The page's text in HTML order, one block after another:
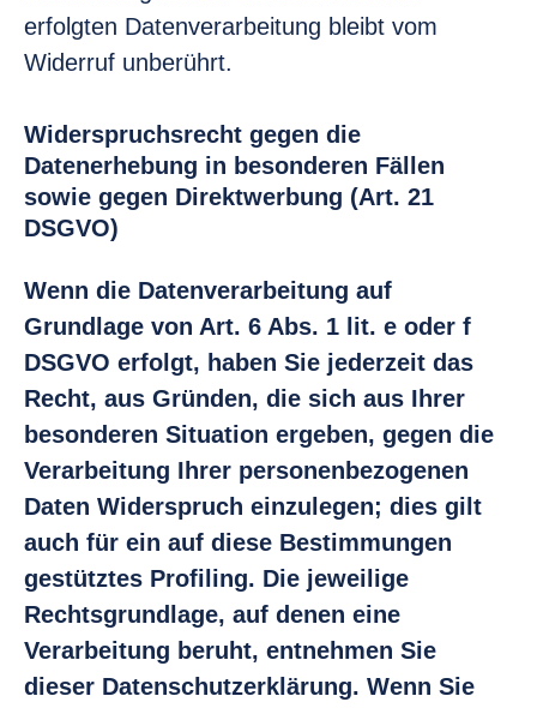
erfolgten Datenverarbeitung bleibt vom
Widerruf unberührt.
Widerspruchsrecht gegen die
Datenerhebung in besonderen Fällen
sowie gegen Direktwerbung (Art. 21
DSGVO)
Wenn die Datenverarbeitung auf
Grundlage von Art. 6 Abs. 1 lit. e oder f
DSGVO erfolgt, haben Sie jederzeit das
Recht, aus Gründen, die sich aus Ihrer
besonderen Situation ergeben, gegen die
Verarbeitung Ihrer personenbezogenen
Daten Widerspruch einzulegen; dies gilt
auch für ein auf diese Bestimmungen
gestütztes Profiling. Die jeweilige
Rechtsgrundlage, auf denen eine
Verarbeitung beruht, entnehmen Sie
dieser Datenschutzerklärung. Wenn Sie